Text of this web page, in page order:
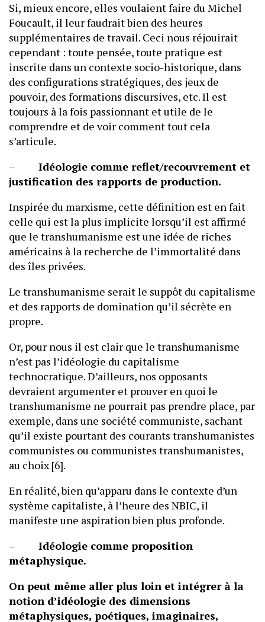
Si, mieux encore, elles voulaient faire du Michel
Foucault, il leur faudrait bien des heures
supplémentaires de travail. Ceci nous réjouirait
cependant : toute pensée, toute pratique est
inscrite dans un contexte socio-historique, dans
des configurations stratégiques, des jeux de
pouvoir, des formations discursives, etc. Il est
toujours à la fois passionnant et utile de le
comprendre et de voir comment tout cela
s’articule.
– Idéologie comme reflet/recouvrement et
justification des rapports de production.
Inspirée du marxisme, cette définition est en fait
celle qui est la plus implicite lorsqu’il est affirmé
que le transhumanisme est une idée de riches
américains à la recherche de l’immortalité dans
des îles privées.
Le transhumanisme serait le suppôt du capitalisme
et des rapports de domination qu’il sécrète en
propre.
Or, pour nous il est clair que le transhumanisme
n’est pas l’idéologie du capitalisme
technocratique. D’ailleurs, nos opposants
devraient argumenter et prouver en quoi le
transhumanisme ne pourrait pas prendre place, par
exemple, dans une société communiste, sachant
qu’il existe pourtant des courants transhumanistes
communistes ou communistes transhumanistes,
au choix [6].
En réalité, bien qu’apparu dans le contexte d’un
système capitaliste, à l’heure des NBIC, il
manifeste une aspiration bien plus profonde.
– Idéologie comme proposition
métaphysique.
On peut même aller plus loin et intégrer à la
notion d’idéologie des dimensions
métaphysiques, poétiques, imaginaires,